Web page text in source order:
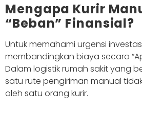
Mengapa Kurir
“Beban” Finansial?
Untuk memahami urgensi
membandingkan biaya secara
Dalam logistik rumah sakit yang
satu rute pengiriman manual
oleh satu orang kurir.